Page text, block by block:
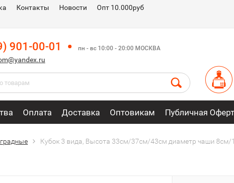
Контакты Новости
Опт 10.000руб
901-00-01 пн - вс 10:00 - 20:00 МОСКВА
Оплата Доставка Оптовикам Публичная
Кубoк 3 вида, Высота 33см/37см/43см диаметр чаши